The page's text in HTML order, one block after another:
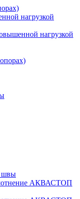
нагрузкой
нагрузкой
швы
АКВАСТОП